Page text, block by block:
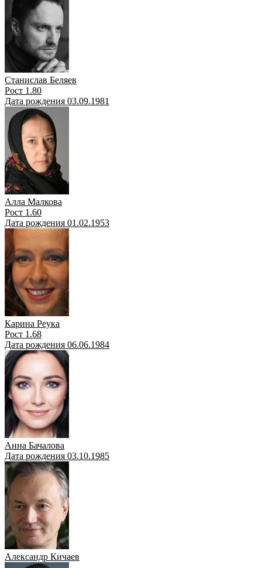
Станислав Беляев
Рост 1.80
Дата рождения 03.09.1981
Алла Малкова
Рост 1.60
Дата рождения 01.02.1953
Карина Реука
Рост 1.68
Дата рождения 06.06.1984
Анна Бачалова
Дата рождения 03.10.1985
Александр Кичаев